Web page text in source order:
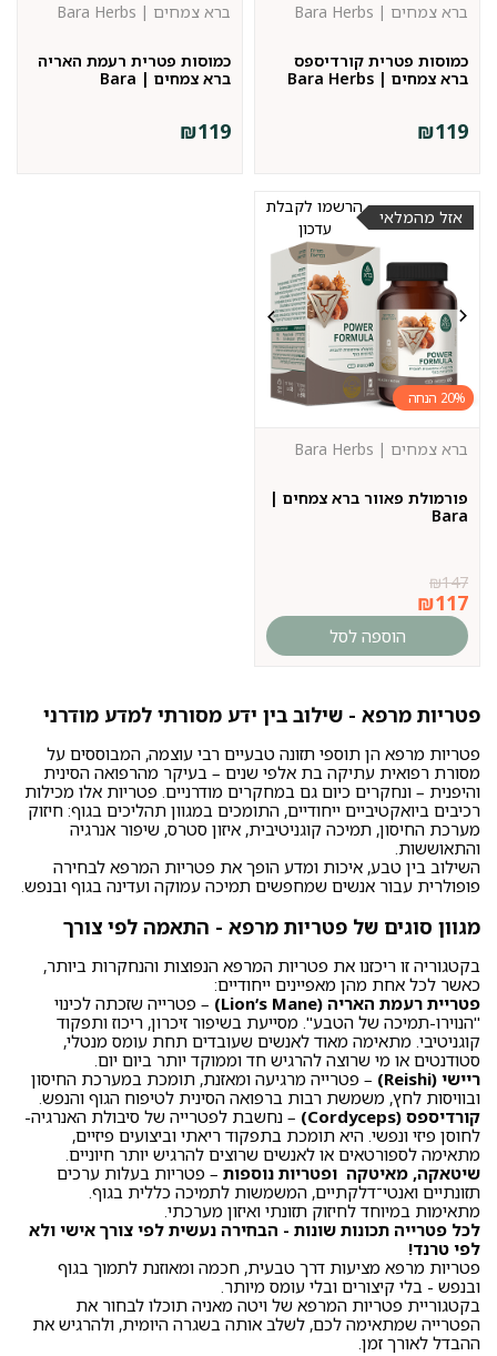
כמוסות פטרית קורדיספס
ברא צמחים | Bara Herbs
ברא צמחים | Bara Herbs
₪119
כמוסות פטרית רעמת האריה
ברא צמחים | Bara
ברא צמחים | Bara Herbs
₪119
20%
אזל מהמלאי
הרשמו לקבלת
עדכון
פורמולת פאוור ברא צמחים |
Bara
ברא צמחים | Bara Herbs
₪147
₪117
הוספה לסל
פטריות מרפא - שילוב בין ידע מסורתי למדע מודרני
פטריות מרפא הן תוספי תזונה טבעיים רבי עוצמה, המבוססים על
מסורת רפואית עתיקה בת אלפי שנים – בעיקר מהרפואה הסינית
והיפנית – ונחקרים כיום גם במחקרים מודרניים. פטריות אלו מכילות
רכיבים ביואקטיביים ייחודיים, התומכים במגוון תהליכים בגוף: חיזוק
מערכת החיסון, תמיכה קוגניטיבית, איזון סטרס, שיפור אנרגיה
והתאוששות.
השילוב בין טבע, איכות ומדע הופך את פטריות המרפא לבחירה
פופולרית עבור אנשים שמחפשים תמיכה עמוקה ועדינה בגוף ובנפש.
מגוון סוגים של פטריות מרפא - התאמה לפי צורך
בקטגוריה זו ריכזנו את פטריות המרפא הנפוצות והנחקרות ביותר,
כאשר לכל אחת מהן מאפיינים ייחודיים:
פטריית רעמת האריה (Lion’s Mane)
– פטרייה שזכתה לכינוי
"הנוירו-תמיכה של הטבע". מסייעת בשיפור זיכרון, ריכוז ותפקוד
קוגניטיבי. מתאימה מאוד לאנשים שעובדים תחת עומס מנטלי,
סטודנטים או מי שרוצה להרגיש חד וממוקד יותר ביום יום.
ריישי (Reishi)
– פטרייה מרגיעה ומאזנת, תומכת במערכת החיסון
ובוויסות לחץ, משמשת רבות ברפואה הסינית לטיפוח הגוף והנפש.
קורדיספס (Cordyceps)
– נחשבת לפטרייה של סיבולת האנרגיה-
לחוסן פיזי ונפשי. היא תומכת בתפקוד ריאתי וביצועים פיזיים,
מתאימה לספורטאים או לאנשים שרוצים להרגיש יותר חיוניים.
שיטאקה, מאיטקה ופטריות נוספות – פטריות בעלות ערכים
תזונתיים ואנטי־דלקתיים, המשמשות לתמיכה כללית בגוף.
מתאימות במיוחד לחיזוק תזונתי ואיזון מערכתי.
לכל פטרייה תכונות שונות - הבחירה נעשית לפי צורך אישי ולא
לפי טרנד!
פטריות מרפא מציעות דרך טבעית, חכמה ומאוזנת לתמוך בגוף
ובנפש - בלי קיצורים ובלי עומס מיותר.
בקטגוריית פטריות המרפא של ויטה מאניה תוכלו לבחור את
הפטרייה שמתאימה לכם, לשלב אותה בשגרה היומית, ולהרגיש את
ההבדל לאורך זמן.